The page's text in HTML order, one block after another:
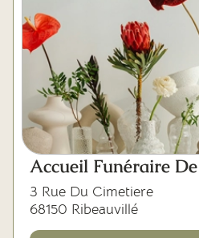
Accueil Funéraire
3 Rue Du Cimetiere
68150 Ribeauvillé